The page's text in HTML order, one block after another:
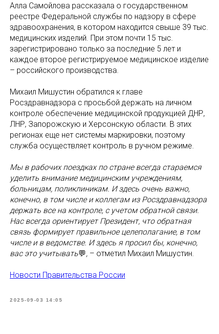
Алла Самойлова рассказала о государственном
реестре Федеральной службы по надзору в сфере
здравоохранения, в котором находится свыше 39 тыс.
медицинских изделий. При этом почти 15 тыс.
зарегистрировано только за последние 5 лет и
каждое второе регистрируемое медицинское изделие
– российского производства.
Михаил Мишустин обратился к главе
Росздравнадзора с просьбой держать на личном
контроле обеспечение медицинской продукцией ДНР,
ЛНР, Запорожскую и Херсонскую области. В этих
регионах еще нет системы маркировки, поэтому
служба осуществляет контроль в ручном режиме.
Мы в рабочих поездках по стране всегда стараемся
уделить внимание медицинским учреждениям,
больницам, поликлиникам. И здесь очень важно,
конечно, в том числе и коллегам из Росздравнадзора
держать все на контроле, с учетом обратной связи.
Нас всегда ориентирует Президент, что обратная
связь формирует правильное целеполагание, в том
числе и в ведомстве. И здесь я просил бы, конечно,
вас это учитывать💬, – отметил Михаил Мишустин.
Новости Правительства России
2025-09-03 14:05